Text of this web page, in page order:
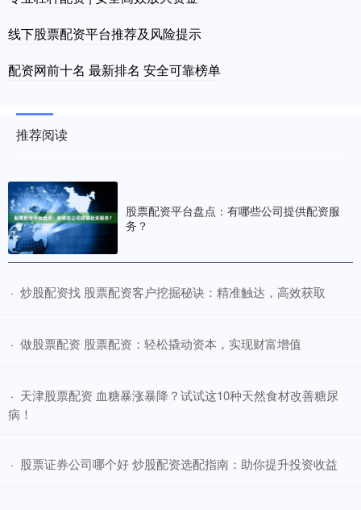
线下股票配资平台推荐及风险提示
配资网前十名 最新排名 安全可靠榜单
推荐阅读
股票配资平台盘点：有哪些公司提供配资服
务？
· ​炒股配资找 股票配资客户挖掘秘诀：精准触达，高效获取
· ​做股票配资 股票配资：轻松撬动资本，实现财富增值
· ​天津股票配资 血糖暴涨暴降？试试这10种天然食材改善糖尿
病！
· ​股票证券公司哪个好 炒股配资选配指南：助你提升投资收益